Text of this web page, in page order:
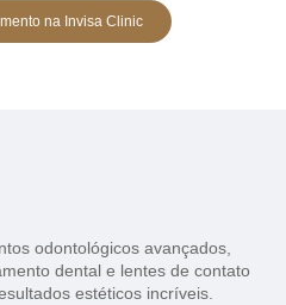
na Invisa Clinic
odontológicos avançados,
dental e lentes de contato
estéticos incríveis.